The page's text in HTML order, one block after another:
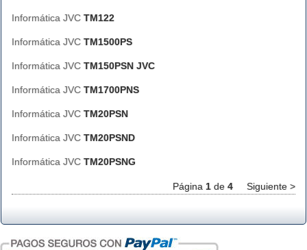
Informática JVC TM122
Informática JVC TM1500PS
Informática JVC TM150PSN JVC
Informática JVC TM1700PNS
Informática JVC TM20PSN
Informática JVC TM20PSND
Informática JVC TM20PSNG
Página 1 de 4 Siguiente >